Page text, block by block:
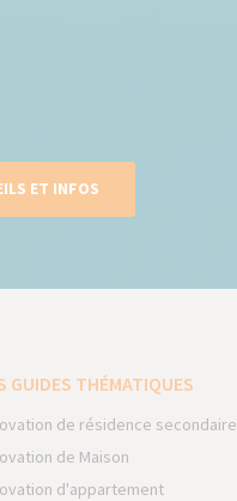
ET INFOS
GUIDES THÉMATIQUES
de résidence secondaire
de Maison
d'appartement